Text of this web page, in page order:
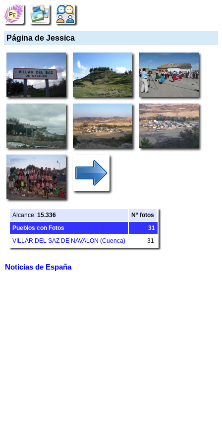
Página de Jessica
Alcance: 15.336
N° fotos
Pueblos con Fotos
31
VILLAR DEL SAZ DE NAVALON (Cuenca)
31
Noticias de España